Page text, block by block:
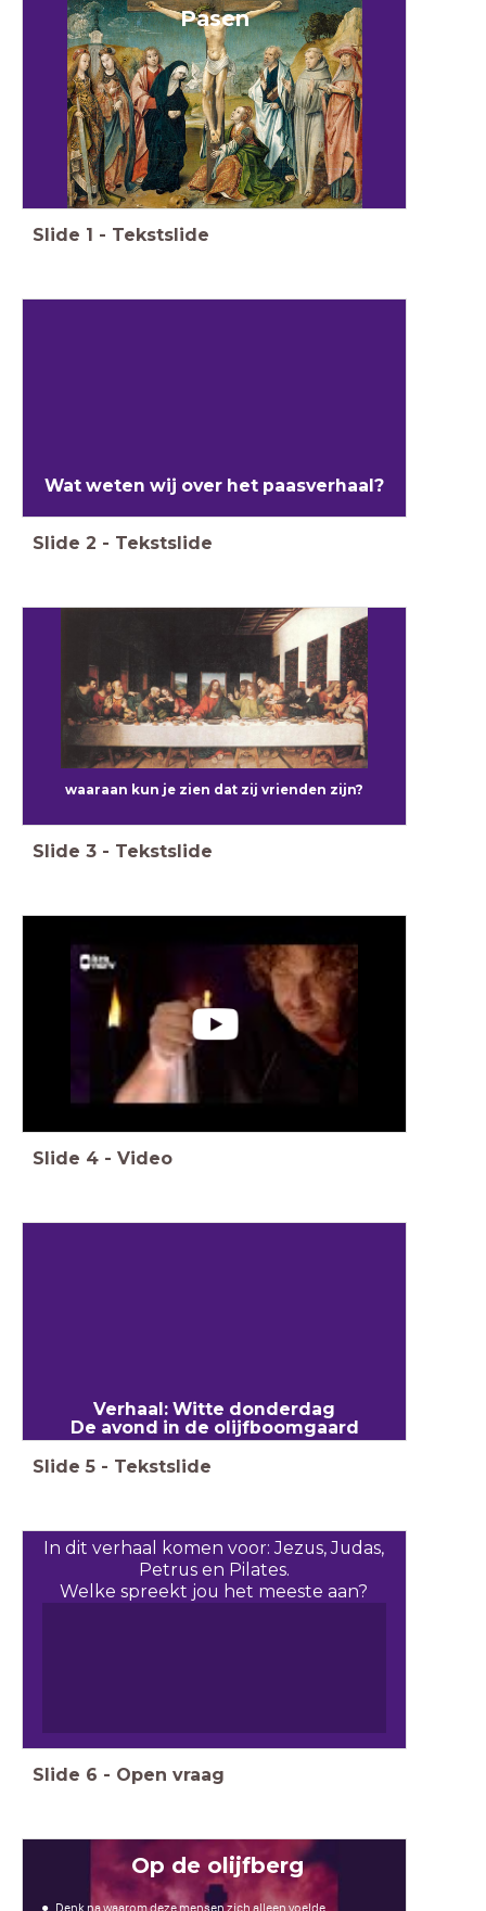
Pasen
Slide 1 - Tekstslide
Wat weten wij over het paasverhaal?
Slide 2 - Tekstslide
waaraan kun je zien dat zij vrienden zijn?
Slide 3 - Tekstslide
Slide 4 - Video
Verhaal: Witte donderdag
De avond in de olijfboomgaard
Slide 5 - Tekstslide
In dit verhaal komen voor: Jezus, Judas,
Petrus en Pilates.
Welke spreekt jou het meeste aan?
Slide 6 - Open vraag
Op de olijfberg